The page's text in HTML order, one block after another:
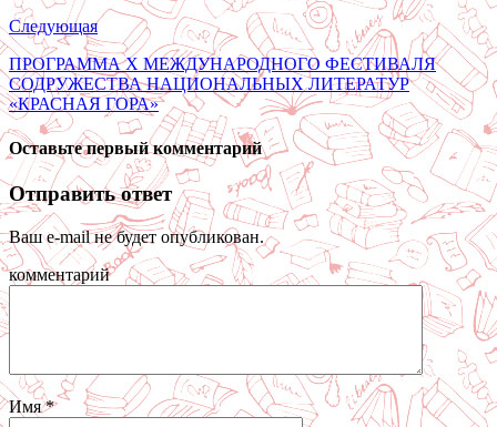
Следующая
ПРОГРАММА X МЕЖДУНАРОДНОГО ФЕСТИВАЛЯ
СОДРУЖЕСТВА НАЦИОНАЛЬНЫХ ЛИТЕРАТУР
«КРАСНАЯ ГОРА»
Оставьте первый комментарий
Отправить ответ
Ваш e-mail не будет опубликован.
комментарий
Имя*